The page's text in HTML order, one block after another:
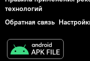
технологий
Обратная связь